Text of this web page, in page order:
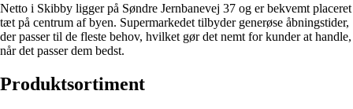
Netto i Skibby ligger på Søndre Jernbanevej 37 og er bekvemt placeret
tæt på centrum af byen. Supermarkedet tilbyder generøse åbningstider,
der passer til de fleste behov, hvilket gør det nemt for kunder at handle,
når det passer dem bedst.
Produktsortiment